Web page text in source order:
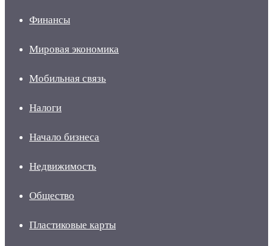
Финансы
Мировая экономика
Мобильная связь
Налоги
Начало бизнеса
Недвижимость
Общество
Пластиковые карты